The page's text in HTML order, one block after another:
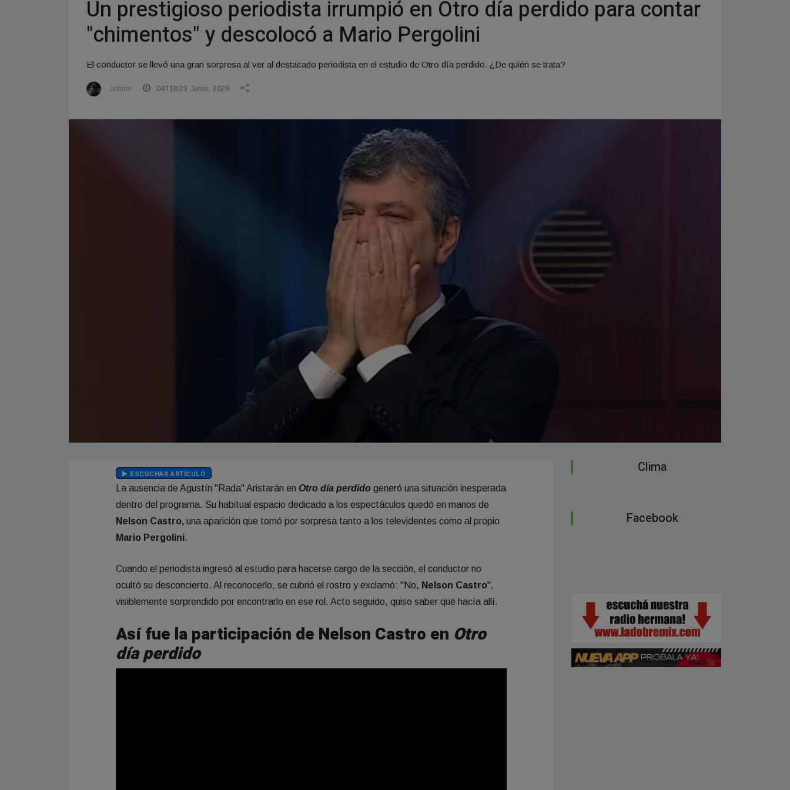
Un prestigioso periodista irrumpió en Otro día perdido para contar
"chimentos" y descolocó a Mario Pergolini
El conductor se llevó una gran sorpresa al ver al destacado periodista en el estudio de Otro día perdido. ¿De quién se trata?
admin 04T10:23 Junio, 2026
ESCUCHAR ARTÍCULO
La ausencia de Agustín "Rada" Aristarán en Otro día perdido generó una situación inesperada
dentro del programa. Su habitual espacio dedicado a los espectáculos quedó en manos de
Nelson Castro, una aparición que tomó por sorpresa tanto a los televidentes como al propio
Mario Pergolini.
Cuando el periodista ingresó al estudio para hacerse cargo de la sección, el conductor no
ocultó su desconcierto. Al reconocerlo, se cubrió el rostro y exclamó: "No, Nelson Castro",
visiblemente sorprendido por encontrarlo en ese rol. Acto seguido, quiso saber qué hacía allí.
Así fue la participación de Nelson Castro en Otro
día perdido
Clima
Facebook